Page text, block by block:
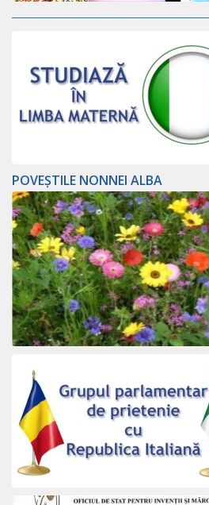
POVEȘTILE NONNEI ALBA